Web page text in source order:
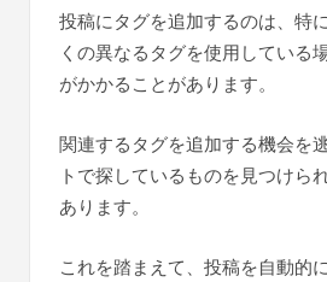
投稿にタグを追加するのは、特
くの異なるタグを使用している
がかかることがあります。
関連するタグを追加する機会を
トで探しているものを見つけら
あります。
これを踏まえて、投稿を自動的